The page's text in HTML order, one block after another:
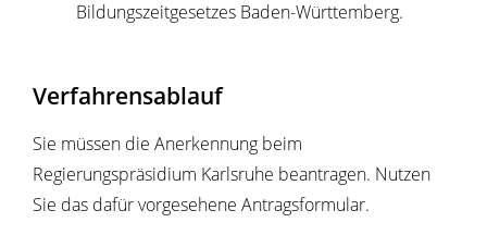
Bildungszeitgesetzes Baden-Württemberg.
Verfahrensablauf
Sie müssen die Anerkennung beim
Regierungspräsidium Karlsruhe beantragen. Nutzen
Sie das dafür vorgesehene Antragsformular.